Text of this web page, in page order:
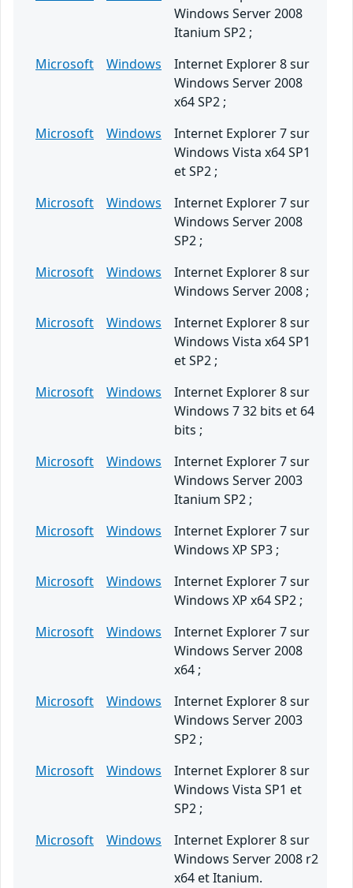
Windows Server 2008
Itanium SP2 ;
Microsoft
Windows
Internet Explorer 8 sur
Windows Server 2008
x64 SP2 ;
Microsoft
Windows
Internet Explorer 7 sur
Windows Vista x64 SP1
et SP2 ;
Microsoft
Windows
Internet Explorer 7 sur
Windows Server 2008
SP2 ;
Microsoft
Windows
Internet Explorer 8 sur
Windows Server 2008 ;
Microsoft
Windows
Internet Explorer 8 sur
Windows Vista x64 SP1
et SP2 ;
Microsoft
Windows
Internet Explorer 8 sur
Windows 7 32 bits et 64
bits ;
Microsoft
Windows
Internet Explorer 7 sur
Windows Server 2003
Itanium SP2 ;
Microsoft
Windows
Internet Explorer 7 sur
Windows XP SP3 ;
Microsoft
Windows
Internet Explorer 7 sur
Windows XP x64 SP2 ;
Microsoft
Windows
Internet Explorer 7 sur
Windows Server 2008
x64 ;
Microsoft
Windows
Internet Explorer 8 sur
Windows Server 2003
SP2 ;
Microsoft
Windows
Internet Explorer 8 sur
Windows Vista SP1 et
SP2 ;
Microsoft
Windows
Internet Explorer 8 sur
Windows Server 2008 r2
x64 et Itanium.